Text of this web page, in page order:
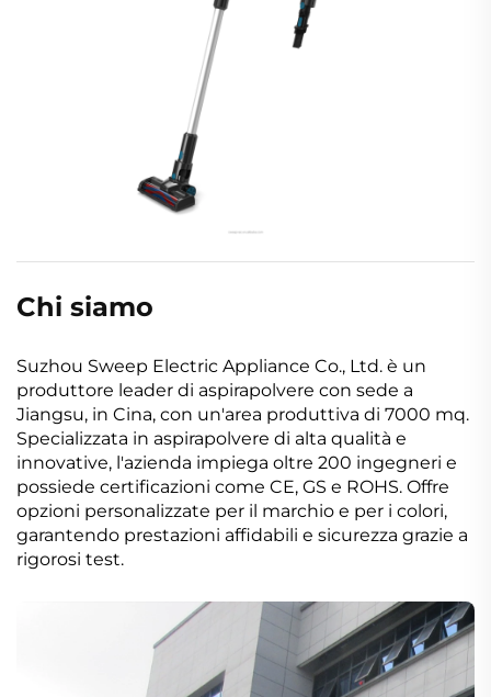
Chi siamo
Suzhou Sweep Electric Appliance Co., Ltd. è un
produttore leader di aspirapolvere con sede a
Jiangsu, in Cina, con un'area produttiva di 7000 mq.
Specializzata in aspirapolvere di alta qualità e
innovative, l'azienda impiega oltre 200 ingegneri e
possiede certificazioni come CE, GS e ROHS. Offre
opzioni personalizzate per il marchio e per i colori,
garantendo prestazioni affidabili e sicurezza grazie a
rigorosi test.